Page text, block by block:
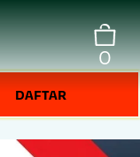
0
DAFTAR